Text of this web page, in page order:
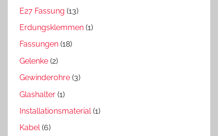
E27 Fassung (13)
Erdungsklemmen (1)
Fassungen (18)
Gelenke (2)
Gewinderohre (3)
Glashalter (1)
Installationsmaterial(1)
Kabel(6)